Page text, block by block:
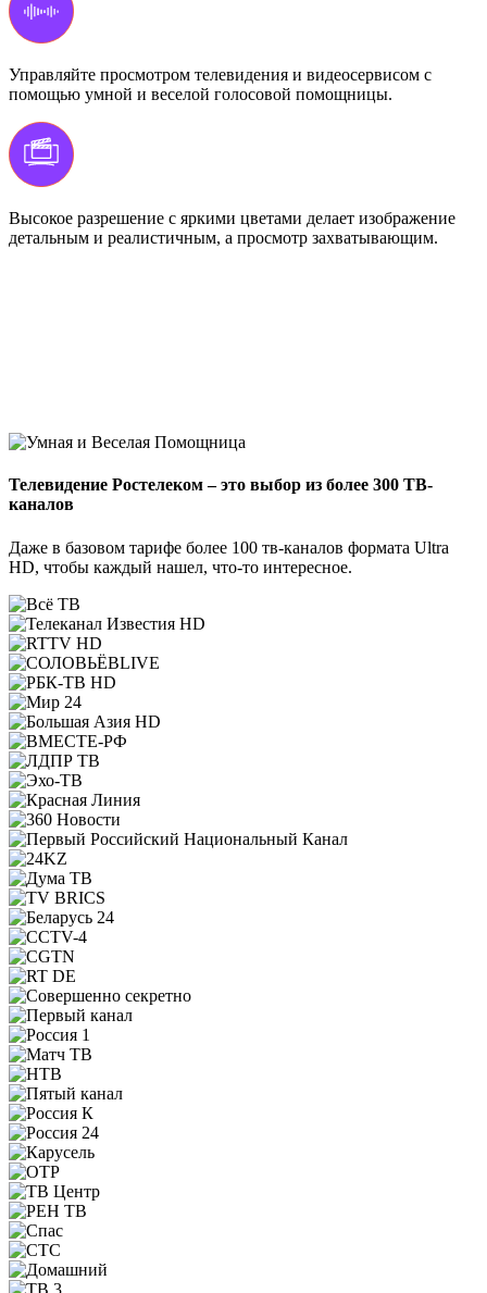
Управляйте просмотром телевидения и видеосервисом с
помощью умной и веселой голосовой помощницы.
Высокое разрешение с яркими цветами делает изображение
детальным и реалистичным, а просмотр захватывающим.
Телевидение Ростелеком – это выбор из более 300 ТВ-
каналов
Даже в базовом тарифе более 100 тв-каналов формата Ultra
HD, чтобы каждый нашел, что-то интересное.